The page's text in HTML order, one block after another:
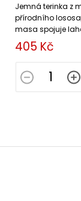
405 Kč
Jemná terinka z
přírodního
masa spojuje
smetany a vajec.